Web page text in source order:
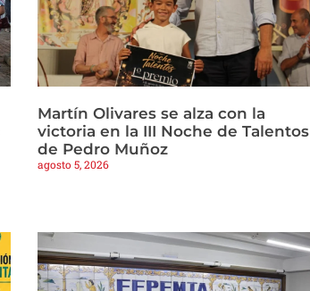
Martín Olivares se alza con la
victoria en la III Noche de Talentos
de Pedro Muñoz
agosto 5, 2026